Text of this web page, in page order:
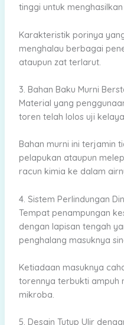
tinggi untuk
Karakteristik porinya
menghalau berbagai
ataupun zat terlarut.
3. Bahan Baku Murni
Material yang
toren telah lolos uji
Bahan murni ini terjamin
pelapukan ataupun
racun kimia ke dalam
4. Sistem Perlindungan
Tempat penampungan
dengan lapisan tengah
penghalang masuknya
Ketiadaan masuknya
torennya terbukti ampuh
mikroba.
5. Desain Tutup Ulir